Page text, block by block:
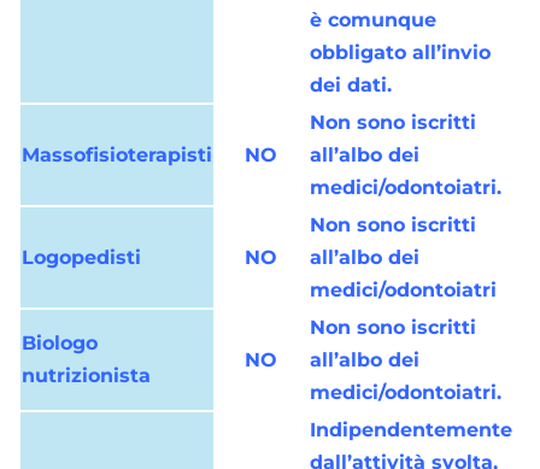
è comunque
obbligato all’invio
dei dati.
Massofisioterapisti NO
Non sono iscritti
all’albo dei
medici/odontoiatri.
Logopedisti NO
Non sono iscritti
all’albo dei
medici/odontoiatri
Biologo
nutrizionista
NO
Non sono iscritti
all’albo dei
medici/odontoiatri.
Indipendentemente
dall’attività svolta,